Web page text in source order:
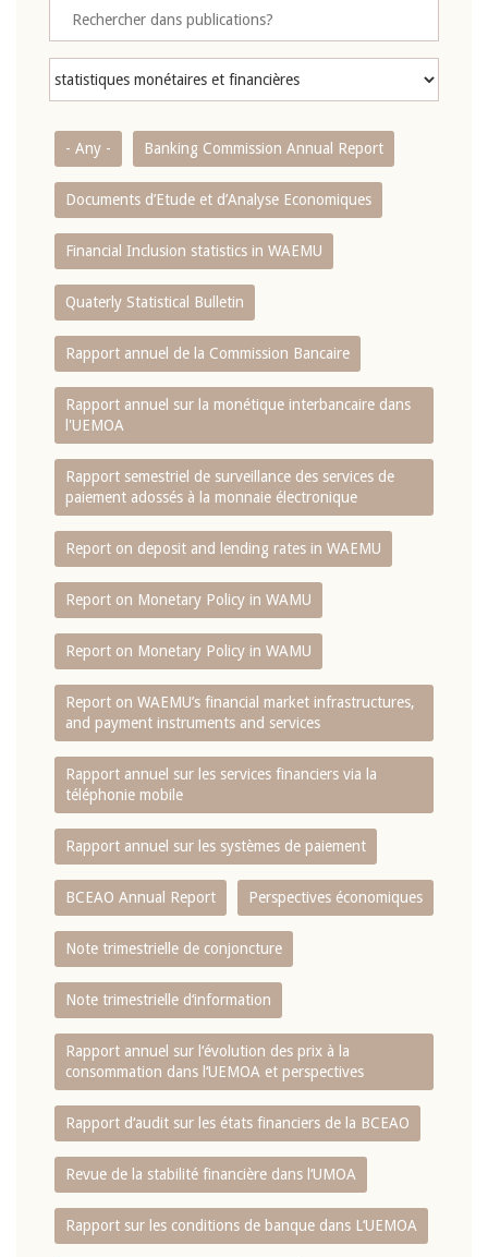
- Any - Banking Commission Annual Report
Documents d’Etude et d’Analyse Economiques
Financial Inclusion statistics in WAEMU
Quaterly Statistical Bulletin
Rapport annuel de la Commission Bancaire
Rapport annuel sur la monétique interbancaire dans
l'UEMOA
Rapport semestriel de surveillance des services de
paiement adossés à la monnaie électronique
Report on deposit and lending rates in WAEMU
Report on Monetary Policy in WAMU
Report on Monetary Policy in WAMU
Report on WAEMU’s financial market infrastructures,
and payment instruments and services
Rapport annuel sur les services financiers via la
téléphonie mobile
Rapport annuel sur les systèmes de paiement
BCEAO Annual Report Perspectives économiques
Note trimestrielle de conjoncture
Note trimestrielle d‘information
Rapport annuel sur l‘évolution des prix à la
consommation dans l‘UEMOA et perspectives
Rapport d‘audit sur les états financiers de la BCEAO
Revue de la stabilité financière dans l‘UMOA
Rapport sur les conditions de banque dans L‘UEMOA